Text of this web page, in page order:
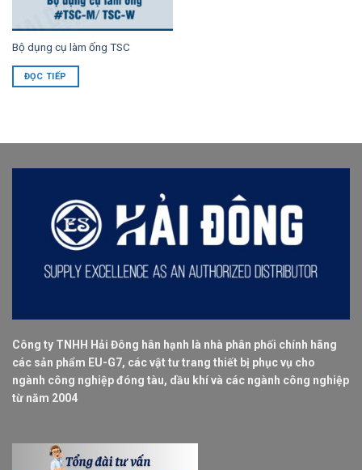
Bộ dụng cụ làm ống TSC
ĐỌC TIẾP
Công ty TNHH Hải Đông hân hạnh là nhà phân phối chính hãng
các sản phẩm EU-G7, các vật tư trang thiết bị phục vụ cho
ngành công nghiệp đóng tàu, dầu khí và các ngành công nghiệp
từ năm 2004